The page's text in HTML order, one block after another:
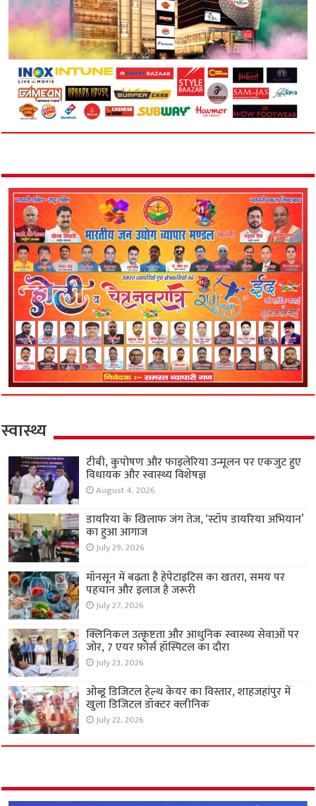
स्वास्थ्य
टीबी, कुपोषण और फाइलेरिया उन्मूलन पर एकजुट हुए
विधायक और स्वास्थ्य विशेषज्ञ
August 4, 2026
डायरिया के खिलाफ जंग तेज, ‘स्टॉप डायरिया अभियान’
का हुआ आगाज
July 29, 2026
मॉनसून में बढ़ता है हेपेटाइटिस का खतरा, समय पर
पहचान और इलाज है जरूरी
July 27, 2026
क्लिनिकल उत्कृष्टता और आधुनिक स्वास्थ्य सेवाओं पर
जोर, 7 एयर फ़ोर्स हॉस्पिटल का दौरा
July 23, 2026
ओब्डू डिजिटल हेल्थ केयर का विस्तार, शाहजहांपुर में
खुला डिजिटल डॉक्टर क्लीनिक
July 22, 2026